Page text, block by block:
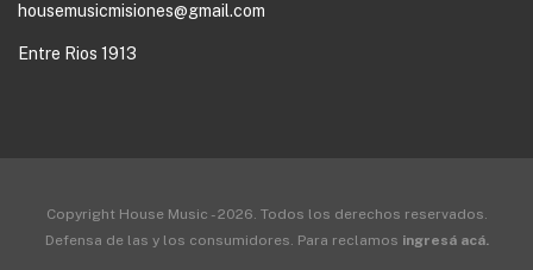
housemusicmisiones@gmail.com
Entre Rios 1913
Copyright House Music - 2026. Todos los derechos reservados.
Defensa de las y los consumidores. Para reclamos ingresá acá.